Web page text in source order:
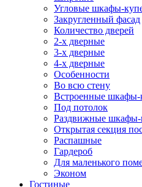
Угловые шкафы-
Закругленный фасад
Количество дверей
2-х дверные
3-х дверные
4-х дверные
Особенности
Во всю стену
Встроенные шкафы-
Под потолок
Раздвижные шкафы-
Открытая секция
Распашные
Гардероб
Для маленького
Эконом
Гостиные